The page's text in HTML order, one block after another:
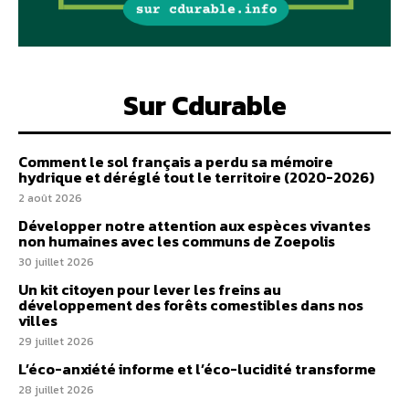
Sur Cdurable
Comment le sol français a perdu sa mémoire
hydrique et déréglé tout le territoire (2020-2026)
2 août 2026
Développer notre attention aux espèces vivantes
non humaines avec les communs de Zoepolis
30 juillet 2026
Un kit citoyen pour lever les freins au
développement des forêts comestibles dans nos
villes
29 juillet 2026
L’éco-anxiété informe et l’éco-lucidité transforme
28 juillet 2026